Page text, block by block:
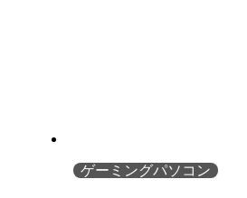
ゲーミングパソコン